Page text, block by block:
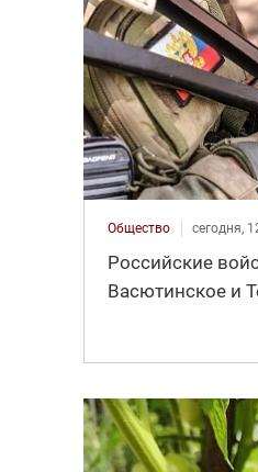
Общество сегодня,
Российские
Васютинское и